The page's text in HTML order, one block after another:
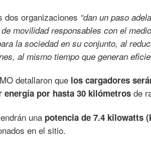
dos organizaciones “dan un paso
movilidad responsables con el
la sociedad en su conjunto, al
al mismo tiempo que generan
detallaron que los cargadores
por hasta 30 kilómetros de
una potencia de 7.4 kilowatts
en el sitio.